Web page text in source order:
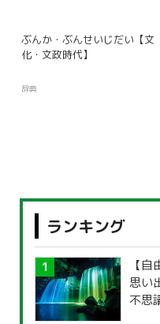
ぶんか・ぶんせいじだい【文
化・文政時代】
辞典
ランキング
【
思い
不思